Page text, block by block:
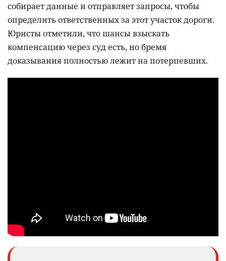
собирает данные и отправляет запросы, чтобы
определить ответственных за этот участок дороги.
Юристы отметили, что шансы взыскать
компенсацию через суд есть, но бремя
доказывания полностью лежит на потерпевших.